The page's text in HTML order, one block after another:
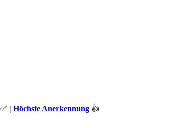
✅ | Höchste Anerkennung 👍